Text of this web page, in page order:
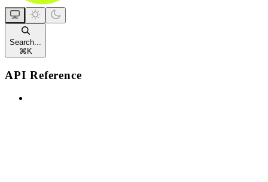
Search...
⌘ K
API Reference